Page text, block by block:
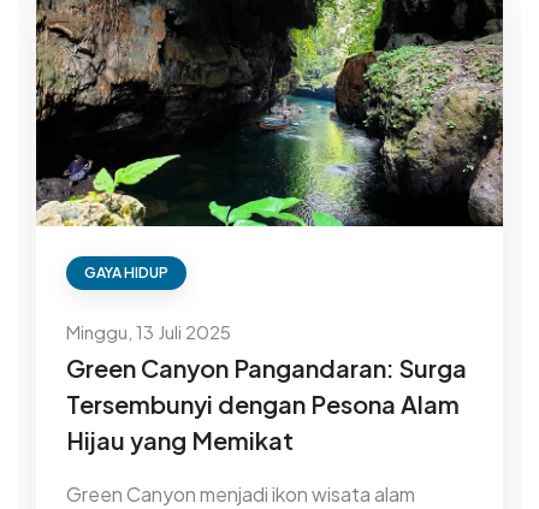
GAYA HIDUP
Minggu, 13 Juli 2025
Green Canyon Pangandaran: Surga
Tersembunyi dengan Pesona Alam
Hijau yang Memikat
Green Canyon menjadi ikon wisata alam